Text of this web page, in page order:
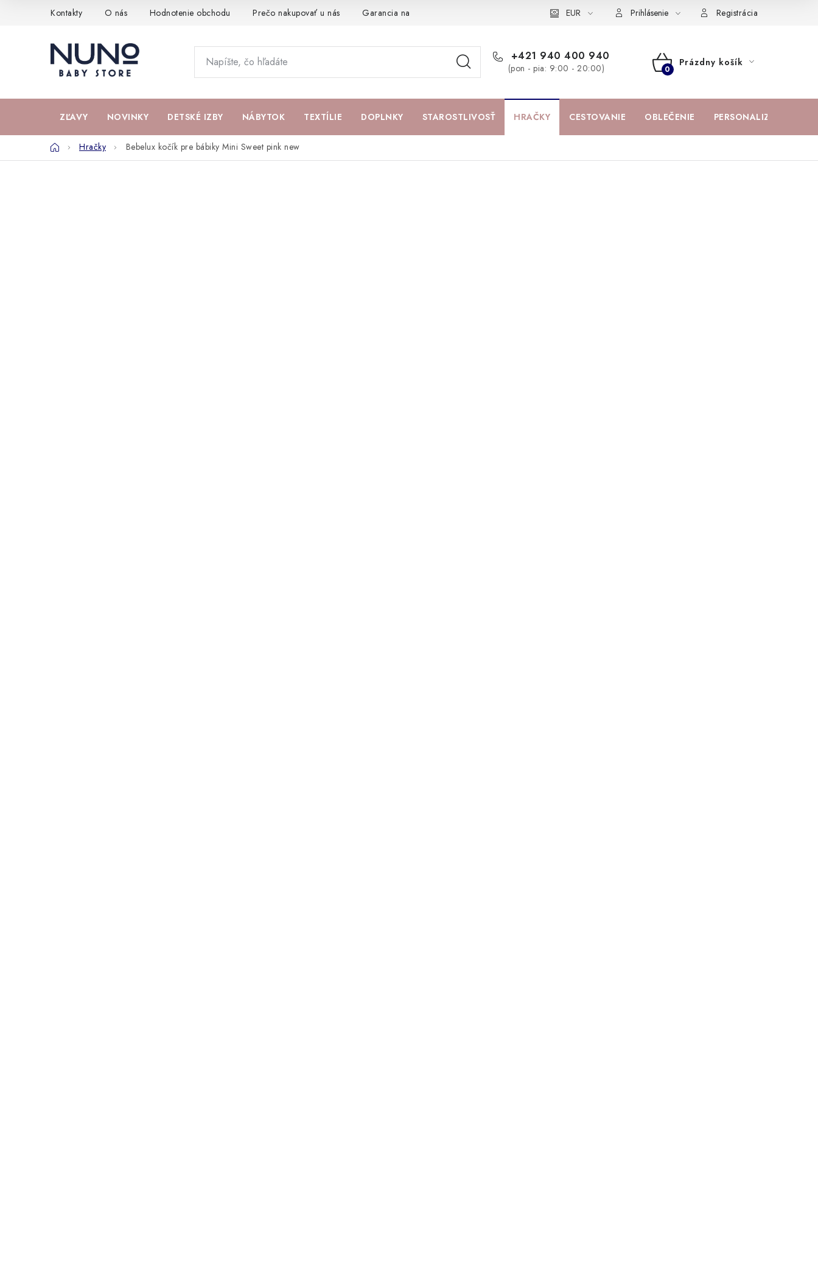
Kontakty O nás Hodnotenie obchodu Prečo nakupovať u nás Garancia najlepšej ceny Darčeková poukážka Spolupráca s influencermi BABY zoznam obľúbených
EUR Prihlásenie Registrácia
+421 940 400 940
(pon - pia: 9:00 - 20:00)
NÁKUPNÝ
Prázdny košík
ZĽAVY NOVINKY DETSKÉ IZBY NÁBYTOK TEXTÍLIE DOPLNKY STAROSTLIVOSŤ HRAČKY CESTOVANIE OBLEČENIE PERSONALIZOVANÉ
DomovHračky Bebelux kočík pre bábiky Mini Sweet pink new